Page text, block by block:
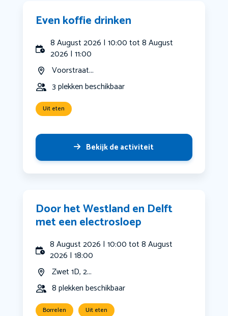
Even koffie drinken
8 August 2026 | 10:00 tot 8 August
2026 | 11:00
Voorstraat...
3 plekken beschikbaar
Uit eten
Bekijk de activiteit
Door het Westland en Delft
met een electrosloep
8 August 2026 | 10:00 tot 8 August
2026 | 18:00
Zwet 1D, 2...
8 plekken beschikbaar
Borrelen Uit eten